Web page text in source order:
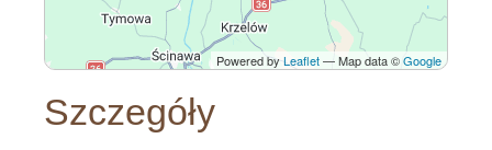
Powered byLeaflet— Map data ©Google
Szczegóły